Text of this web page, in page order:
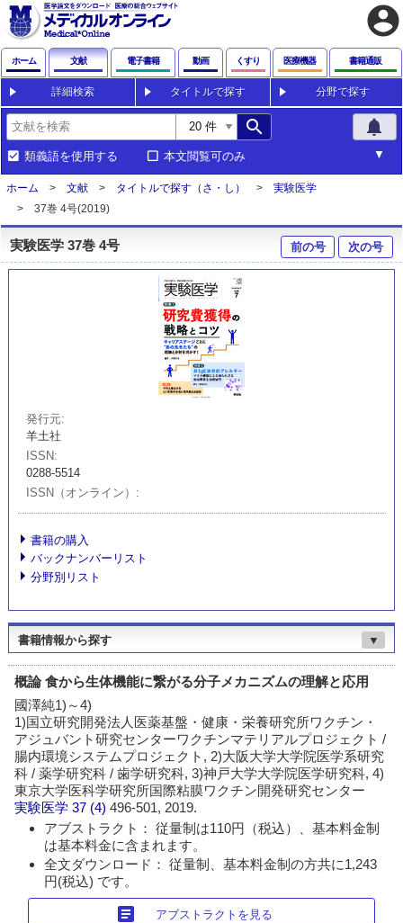
account_circle
ホーム 文献 電子書籍 動画 くすり 医療機器 書籍通販
詳細検索 タイトルで探す 分野で探す
search notifications
類義語を使用する 本文閲覧可のみ
ホーム 文献 タイトルで探す（さ・し）
実験医学
37巻 4号(2019)
実験医学 37巻 4号 前の号 次の号
発行元
羊土社
ISSN
0288-5514
ISSN（オンライン）
書籍の購入
バックナンバーリスト
分野別リスト
書籍情報から探す ▼
概論 食から生体機能に繋がる分子メカニズムの理解と応用
國澤純1)～4)
1)国立研究開発法人医薬基盤・健康・栄養研究所ワクチン・
アジュバント研究センターワクチンマテリアルプロジェクト /
腸内環境システムプロジェクト, 2)大阪大学大学院医学系研究
科 / 薬学研究科 / 歯学研究科, 3)神戸大学大学院医学研究科, 4)
東京大学医科学研究所国際粘膜ワクチン開発研究センター
実験医学 37 (4)496-501, 2019.
アブストラクト： 従量制は110円（税込）、基本料金制
は基本料金に含まれます。
全文ダウンロード： 従量制、基本料金制の方共に1,243
円(税込) です。
article アブストラクトを見る